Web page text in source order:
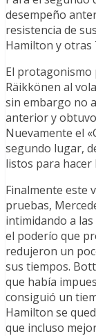
desempeño
resistencia de
Hamilton y otras
El protagonismo
Räikkönen al
sin embargo no
anterior y obtuvo
Nuevamente el
segundo lugar,
listos para hacer
Finalmente este
pruebas,
intimidando a
el poderío que
redujeron un
sus tiempos.
que había
consiguió un
Hamilton se
que incluso